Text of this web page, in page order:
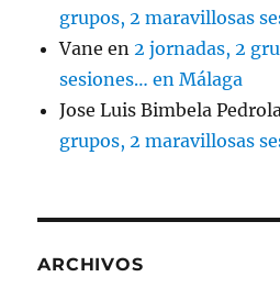
grupos, 2 maravillosas
Vane en2 jornadas, 2
sesiones… en Málaga
Jose Luis Bimbela
grupos, 2 maravillosas
ARCHIVOS